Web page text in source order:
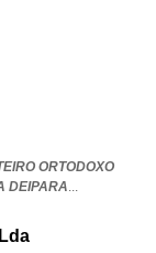
ORTODOXO
DEIPARA...